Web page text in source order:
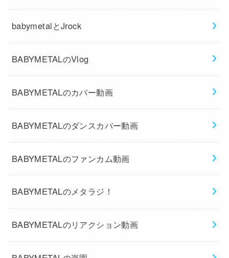
babymetalとJrock
BABYMETALのVlog
BABYMETALのカバー動画
BABYMETALのダンスカバー動画
BABYMETALのファンカム動画
BABYMETALのメタラジ！
BABYMETALのリアクション動画